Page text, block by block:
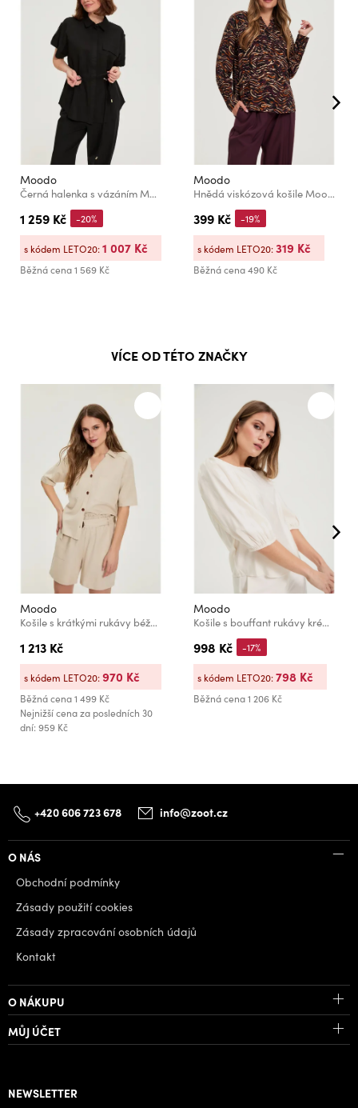
Moodo
Černá halenka s vázáním Moodo
1 259 Kč
Běžná cena1 569 Kč
-20%
s kódem LETO20:1 007 Kč
Moodo
Hnědá viskózová košile Moodo
399 Kč
Běžná cena490 Kč
-19%
s kódem LETO20:319 Kč
VÍCE OD TÉTO ZNAČKY
Moodo
Košile s krátkými rukávy béžová Moodo
1 213 Kč
Běžná cena1 499 Kč
Nejnižší cena za posledních 30
dní: 959 Kč
s kódem LETO20:970 Kč
Moodo
Košile s bouffant rukávy krémová Moodo
998 Kč
Běžná cena1 206 Kč
-17%
s kódem LETO20:798 Kč
+420 606 723 678 info@zoot.cz
O NÁS
Obchodní podmínky
Zásady použití cookies
Zásady zpracování osobních údajů
Kontakt
O NÁKUPU
MŮJ ÚČET
NEWSLETTER